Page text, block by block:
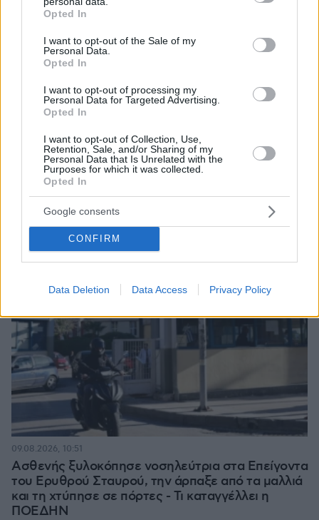
grant or deny consent to Google and its third-party tags to
use your data for below specified purposes in below Google
consent section.
Opted In
I want to opt-out of the Sale of my
Personal Data.
Opted In
I want to opt-out of processing my
Personal Data for Targeted Advertising.
Opted In
I want to opt-out of Collection, Use,
Retention, Sale, and/or Sharing of my
Personal Data that Is Unrelated with the
Purposes for which it was collected.
Opted In
Google consents
CONFIRM
Data Deletion Data Access Privacy Policy
Φωτιά στο Κορωπί, 112 στους κατοίκους για
ετοιμότητα: Επιχειρούν ισχυρές επίγειες δυνάμεις
και έξι εναέρια, βίντεο
πριν 37 λεπτά
Ασθενής ξυλοκόπησε νοσηλεύτρια στα Επείγοντα
του Ερυθρού Σταυρού, την άρπαξε από τα μαλλιά
και τη χτύπησε σε πόρτες - Τι καταγγέλλει η
ΠΟΕΔΗΝ
09.08.2026, 10:51